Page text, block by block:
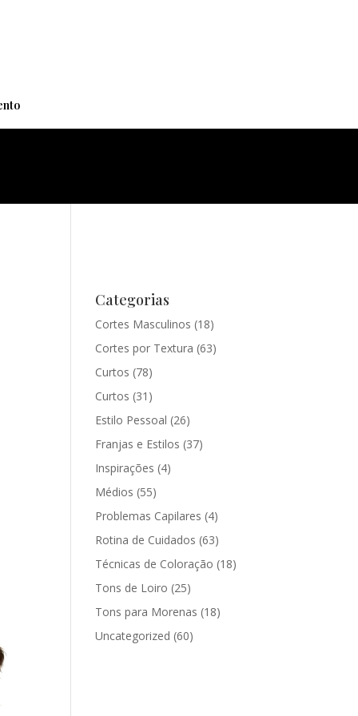
Categorias
Cortes Masculinos (18)
Cortes por Textura (63)
Curtos (78)
Curtos (31)
Estilo Pessoal (26)
Franjas e Estilos (37)
Inspirações (4)
Médios (55)
Problemas Capilares (4)
Rotina de Cuidados (63)
Técnicas de Coloração (18)
Tons de Loiro (25)
Tons para Morenas (18)
Uncategorized (60)